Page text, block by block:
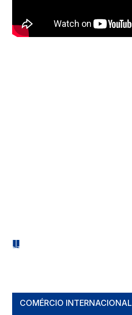
COMÉRCIO INTERNACIONAL